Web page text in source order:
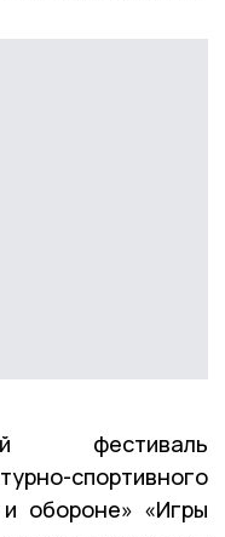
фестиваль
спортивного
обороне» «Игры